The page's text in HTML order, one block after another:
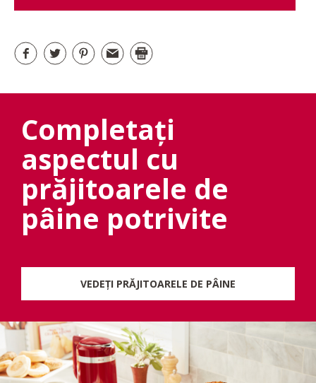
Completați
aspectul cu
prăjitoarele de
pâine potrivite
VEDEȚI PRĂJITOARELE DE PÂINE